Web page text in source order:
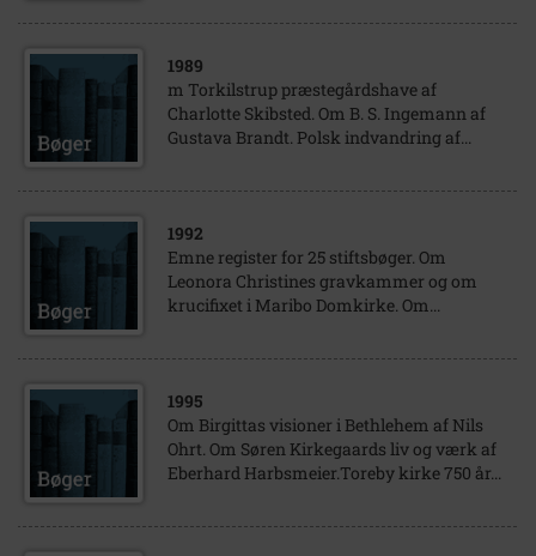
1989
m Torkilstrup præstegårdshave af
Charlotte Skibsted. Om B. S. Ingemann af
Gustava Brandt. Polsk indvandring af...
1992
Emne register for 25 stiftsbøger. Om
Leonora Christines gravkammer og om
krucifixet i Maribo Domkirke. Om...
1995
Om Birgittas visioner i Bethlehem af Nils
Ohrt. Om Søren Kirkegaards liv og værk af
Eberhard Harbsmeier.Toreby kirke 750 år...